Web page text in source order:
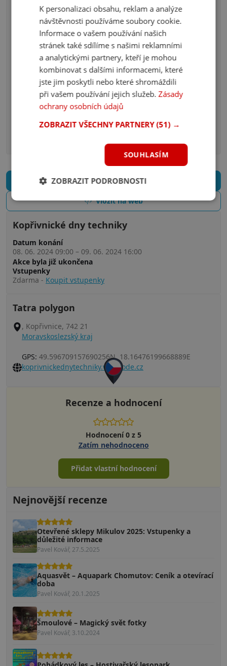
Pavel Kovář
Pavel Kovář je IT specialista a provozovatel několika online
projektů. Studoval obor Informatika na Univerzitě
Palackého v Olomouci. Ve svém volném čase navštěvuje
různé kouty a zajímavá místa po Česku, miluje českou
přírodu, památky a kulturu. Rád kempuje, nocuje v
přírodě, zajímá se o ultralight a chodí dálkové trasy. Je
milovníkem Jižní Moravy a vinařské kultury. Své poznatky a
Nahlásit neaktuální obsah
Vložit na web
Kopřivnické dny techniky
Datum konání
08. 06. 2024 09:00 – 09. 06. 2024 16:00
Akce byla již ukončena
Vstupenky
Zdarma - Koupit vstupenky
Tatra polygon
, Kopřivnice, 742 21
Moravskoslezský kraj
GPS: 49.596709157690256N, 18.16476199668889E
koprivnickednytechniky.webnode.cz
Recenze a hodnocení
Hodnocení 0 z 5
Zatím nehodnoceno
Přidat vlastní hodnocení
Nejnovější recenze
Otevřené sklepy Mikulov 2025: Vstupenky a
důležité informace
Pavel Kovář, 27.5.2025
Aquasvět – Aquapark Chomutov: Ceník a otevírací
doba
Pavel Kovář, 20.1.2025
Šmoulové – Magický svět fotky
Pavel Kovář, 3.10.2024
K personalizaci obsahu, reklam a analýze
návštěvnosti používáme soubory cookie.
Informace o vašem používání našich
stránek také sdílíme s našimi reklamními
a analytickými partnery, kteří je mohou
kombinovat s dalšími informacemi, které
jste jim poskytli nebo které shromáždili
při vašem používání jejich služeb.Zásady
ochrany osobních údajů
ZOBRAZIT VŠECHNY PARTNERY(51) →
SOUHLASÍM
ZOBRAZIT PODROBNOSTI